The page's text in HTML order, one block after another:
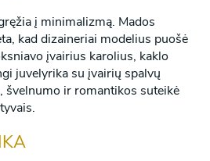
į minimalizmą. Mados
kad dizaineriai modelius puošė
įvairius karolius, kaklo
juvelyrika su įvairių spalvų
švelnumo ir romantikos suteikė